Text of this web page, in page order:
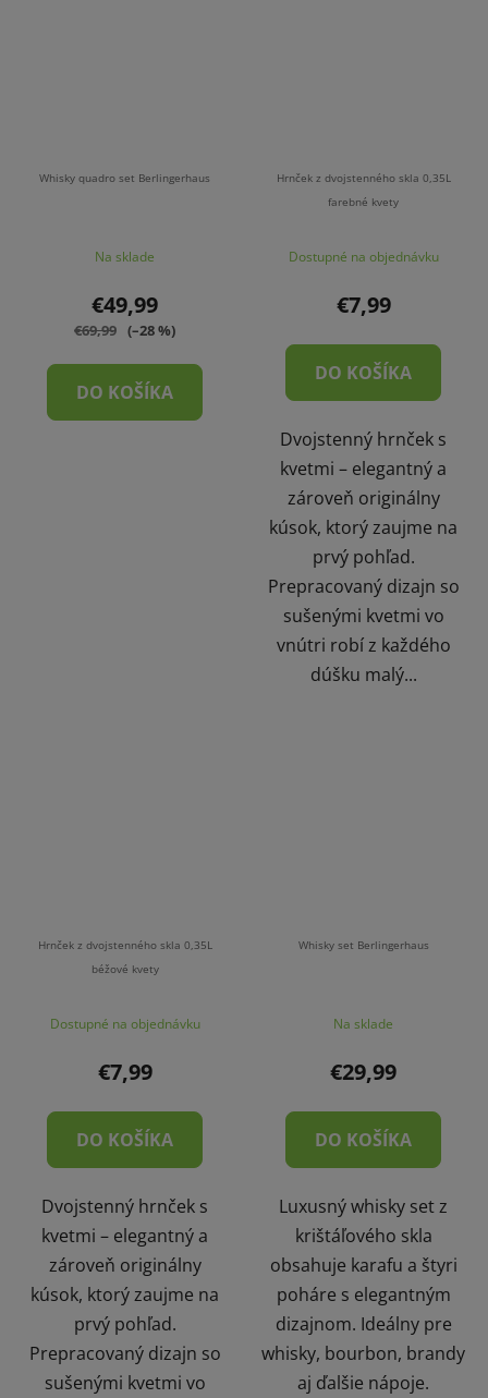
Whisky quadro set Berlingerhaus
Na sklade
€49,99
€69,99 (–28 %)
DO KOŠÍKA
Hrnček z dvojstenného skla 0,35L
farebné kvety
Dostupné na objednávku
€7,99
DO KOŠÍKA
Dvojstenný hrnček s
kvetmi – elegantný a
zároveň originálny
kúsok, ktorý zaujme na
prvý pohľad.
Prepracovaný dizajn so
sušenými kvetmi vo
vnútri robí z každého
dúšku malý...
Hrnček z dvojstenného skla 0,35L
béžové kvety
Dostupné na objednávku
€7,99
DO KOŠÍKA
Dvojstenný hrnček s
kvetmi – elegantný a
zároveň originálny
kúsok, ktorý zaujme na
prvý pohľad.
Prepracovaný dizajn so
sušenými kvetmi vo
Whisky set Berlingerhaus
Na sklade
€29,99
DO KOŠÍKA
Luxusný whisky set z
krištáľového skla
obsahuje karafu a štyri
poháre s elegantným
dizajnom. Ideálny pre
whisky, bourbon, brandy
aj ďalšie nápoje.